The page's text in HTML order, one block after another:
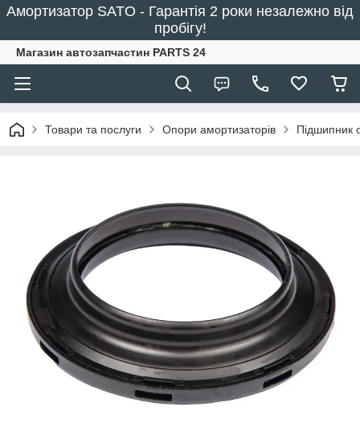
Амортизатор SATO - Гарантія 2 роки незалежно від
пробігу!
Магазин автозапчастин PARTS 24
Товари та послуги Опори амортизаторів Підшипник